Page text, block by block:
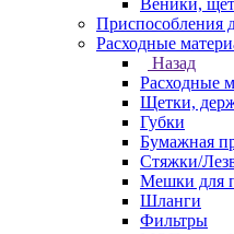
Веники,
Приспособления
Расходные
Назад
Расходные
Щетки,
Губки
Бумажная
Стяжки/
Мешки для
Шланги
Фильтры